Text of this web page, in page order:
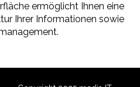
ermöglicht Ihnen eine
Ihrer Informationen sowie